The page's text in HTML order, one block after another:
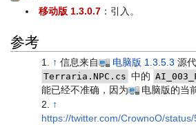
移动版 1.3.0.7 ：引入。
参考
↑ 信息来自 电脑版 1.3.5.3 源
Terraria.NPC.cs 中的
能已经不准确，因为
电脑版的当
↑
https://twitter.com/CrownoO/